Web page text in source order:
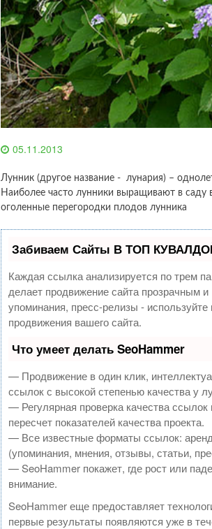
05.11.2013
Лунник (другое название - лунария) –
Наиболее часто лунники выращивают в саду
оголенные перегородки плодов лунника
Забиваем Сайты В ТОП
Каждая ссылка анализируется по трем
делает продвижение сайта прозрачным
упоминания, пресс-релизы -
продвижения вашего сайта.
Что умеет делать SeoHammer
— Продвижение в один клик,
ссылок с высокой степенью качества у
— Регулярная проверка качества
пересчет показателей качества проекта.
— Все известные форматы ссылок:
(упоминания, мнения, отзывы, статьи,
— SeoHammer покажет, где рост или
внимание.
SeoHammer еще предоставляет
первые результаты появляются уже в